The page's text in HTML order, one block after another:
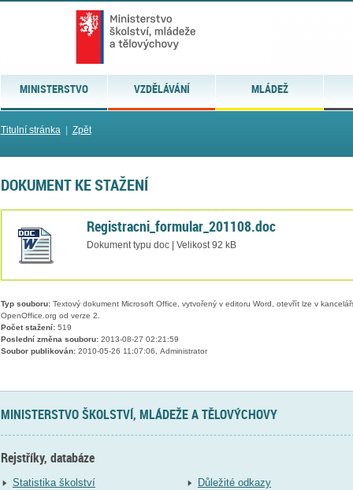
MINISTERSTVO VZDĚLÁVÁNÍ MLÁDEŽ
Titulní stránka| Zpět
DOKUMENT KE STAŽENÍ
Registracni_formular_201108.doc
Dokument typu doc | Velikost 92 kB
Typ souboru:Textový dokument Microsoft Office, vytvořený v editoru Word, otevřít lze v
OpenOffice.org od verze 2.
Počet stažení:519
Poslední změna souboru:2013-08-27 02:21:59
Soubor publikován:2010-05-26 11:07:06, Administrator
MINISTERSTVO ŠKOLSTVÍ, MLÁDEŽE A TĚLOVÝCHOVY
Rejstříky, databáze
Statistika školství
Důležité odkazy